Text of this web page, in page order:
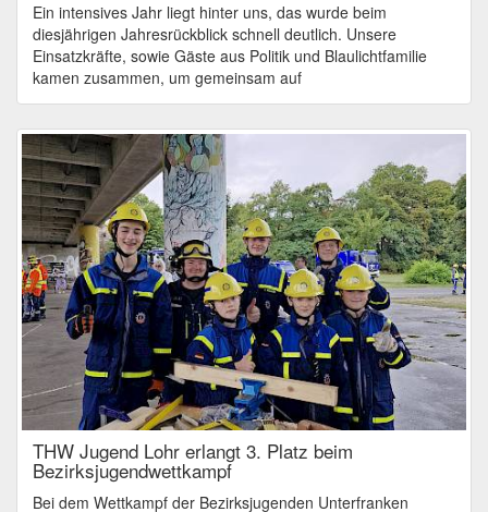
Ein intensives Jahr liegt hinter uns, das wurde beim
diesjährigen Jahresrückblick schnell deutlich. Unsere
Einsatzkräfte, sowie Gäste aus Politik und Blaulichtfamilie
kamen zusammen, um gemeinsam auf
THW Jugend Lohr erlangt 3. Platz beim
Bezirksjugendwettkampf
Bei dem Wettkampf der Bezirksjugenden Unterfranken